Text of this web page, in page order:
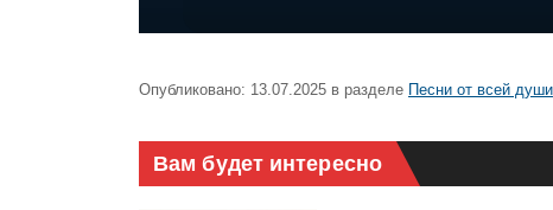
Опубликовано: 13.07.2025 в разделе Песни от всей души
Вам будет интересно